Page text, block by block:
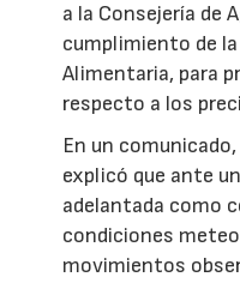
a la Consejería de
cumplimiento de la
Alimentaria, para
respecto a los
En un
explicó que ante
adelantada como
condiciones
movimientos